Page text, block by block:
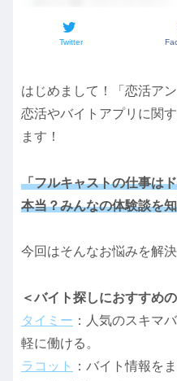
Twitter
はじめまして！「恋活ア
恋活やバイトアプリに関
ます！
「フルキャストの仕事は
本当？みんなの体験談を
今回はそんなお悩みを解
＜バイト探しにおすすめ
タイミー ：人気のスキマ
軽に働ける。
ラコット
：バイト情報を